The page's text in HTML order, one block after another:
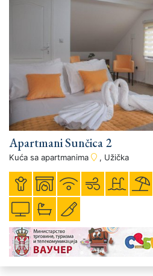
Apartmani Sunčica 2
Kuća sa apartmanima , Užička